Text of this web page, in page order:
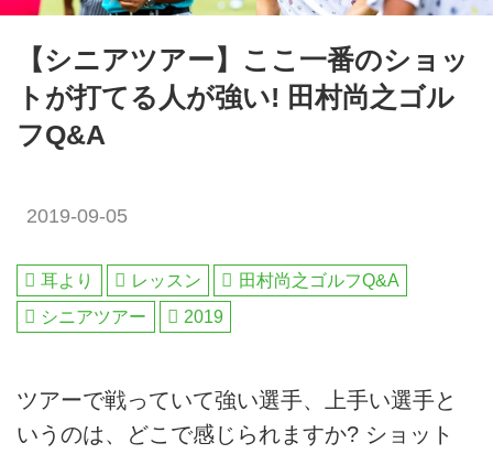
【シニアツアー】ここ一番のショッ
トが打てる人が強い! 田村尚之ゴル
フQ&A
2019-09-05
耳より レッスン
田村尚之ゴルフQ&A
シニアツアー
2019
ツアーで戦っていて強い選手、上手い選手と
いうのは、どこで感じられますか? ショット